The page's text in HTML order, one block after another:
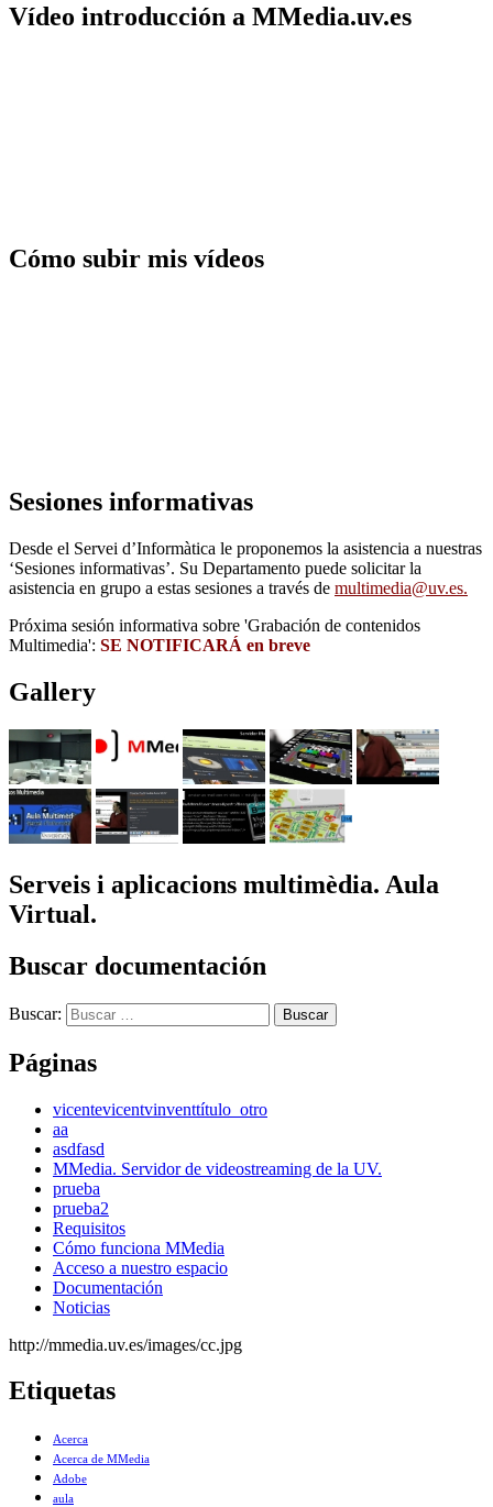
Vídeo introducción a MMedia.uv.es
Cómo subir mis vídeos
Sesiones informativas
Desde el Servei d’Informàtica le proponemos la asistencia a nuestras
‘Sesiones informativas’. Su Departamento puede solicitar la
asistencia en grupo a estas sesiones a través de multimedia@uv.es.
Próxima sesión informativa sobre 'Grabación de contenidos
Multimedia': SE NOTIFICARÁ en breve
Gallery
Serveis i aplicacions multimèdia. Aula
Virtual.
Buscar documentación
Buscar:
Páginas
vicentevicentvinventtítulo_otro
aa
asdfasd
MMedia. Servidor de videostreaming de la UV.
prueba
prueba2
Requisitos
Cómo funciona MMedia
Acceso a nuestro espacio
Documentación
Noticias
http://mmedia.uv.es/images/cc.jpg
Etiquetas
Acerca
Acerca de MMedia
Adobe
aula